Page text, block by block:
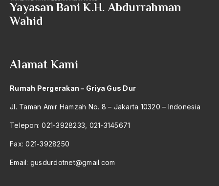
Amien Rais
Amir Syakib Arsalan
Amirn Rais
amrozi
Anak ibrahim
Anatomi
Andi Mallarangeng
Yayasan Bani K.H. Abdurrahman
Wahid
Alamat Kami
Rumah Pergerakan – Griya Gus Dur
Jl. Taman Amir Hamzah No. 8 – Jakarta 10320 – Indonesia
Telepon: 021-3928233, 021-3145671
Fax: 021-3928250
Email: gusdurdotnet@gmail.com